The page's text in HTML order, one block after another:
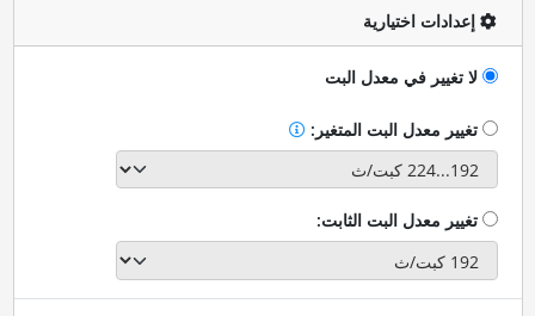
إعدادات اختيارية
لا تغيير في معدل البت
تغيير معدل البت المتغير:
تغيير معدل البت الثابت: